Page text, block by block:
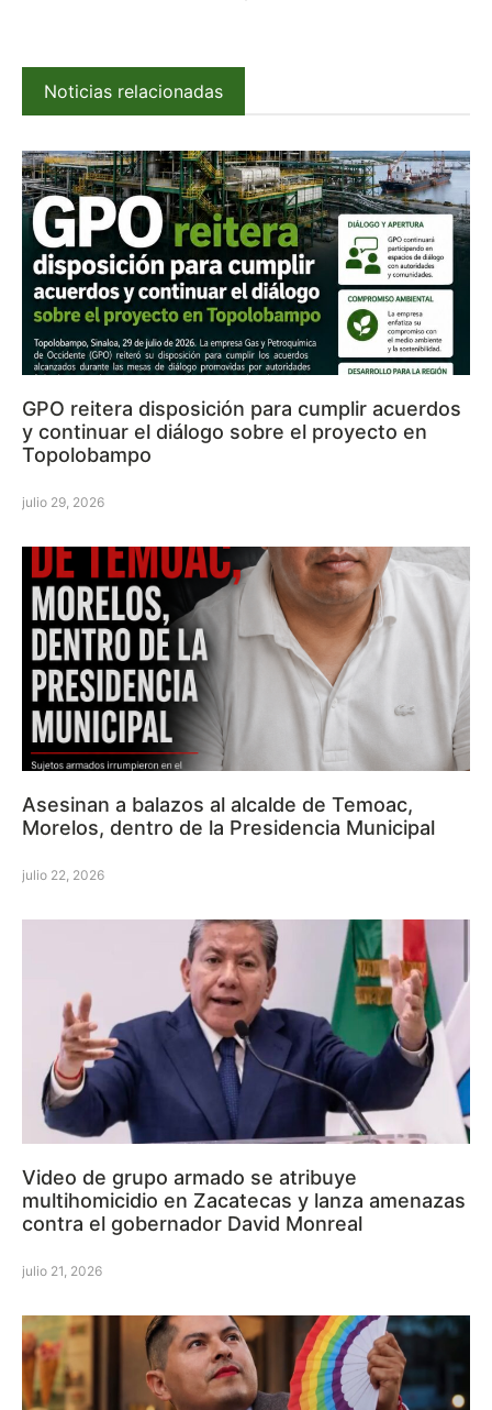
Noticias relacionadas
GPO reitera disposición para cumplir acuerdos
y continuar el diálogo sobre el proyecto en
Topolobampo
julio 29, 2026
Asesinan a balazos al alcalde de Temoac,
Morelos, dentro de la Presidencia Municipal
julio 22, 2026
Video de grupo armado se atribuye
multihomicidio en Zacatecas y lanza amenazas
contra el gobernador David Monreal
julio 21, 2026